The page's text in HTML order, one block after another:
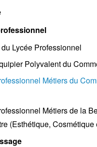
Lycée Professionnel
Polyvalent du
Métiers du
Métiers de la
(Esthétique, Cosmétique